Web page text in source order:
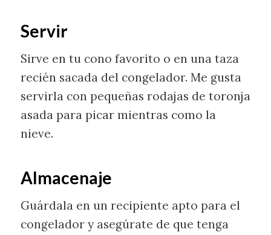
Servir
Sirve en tu cono favorito o en una taza
recién sacada del congelador. Me gusta
servirla con pequeñas rodajas de toronja
asada para picar mientras como la
nieve.
Almacenaje
Guárdala en un recipiente apto para el
congelador y asegúrate de que tenga